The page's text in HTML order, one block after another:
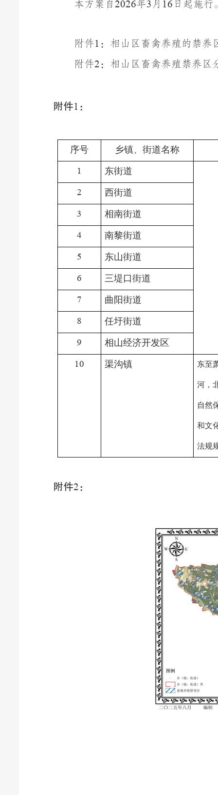
本方案自 2026年3 月 16 日起施行
附件1 ： 相山区 畜禽养殖的禁养
附件2： 相山区 畜禽养殖禁养区
附件1 ：
序号 乡镇、街道名称
1 东街道
2 西街道
3 相南街道
4 南黎街道
5 东山街道
6 三堤口街道
7 曲阳街道
8 任圩街道
9 相山经济开发区
10 渠沟镇 东至
河，
自然
和文
法规
附件2：